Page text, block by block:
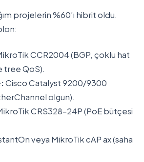
projelerin %60’ı hibrit oldu.
CCR2004 (BGP, çoklu hat
tree QoS).
Cisco Catalyst 9200/9300
olgun).
CRS328-24P (PoE bütçesi
veya MikroTik cAP ax (saha